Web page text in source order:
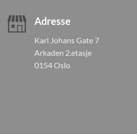
Adresse
Karl Johans Gate 7
Arkaden 2.etasje
0154 Oslo